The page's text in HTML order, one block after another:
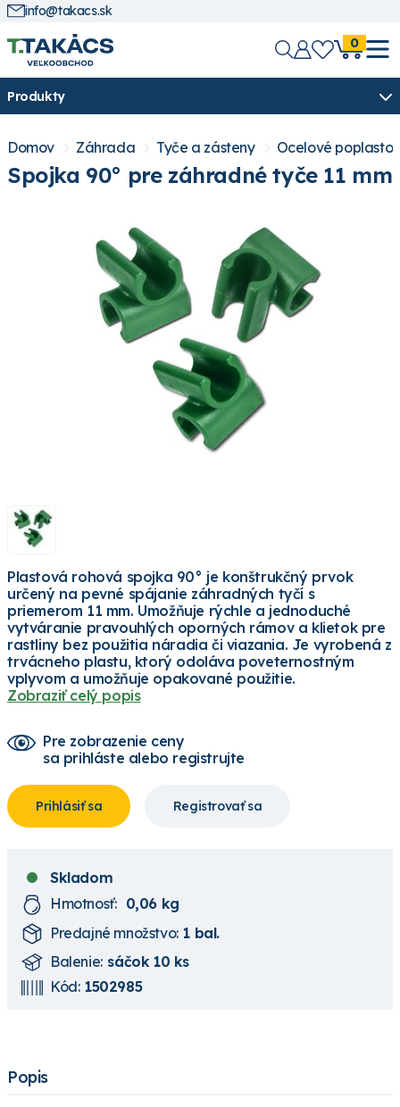
info@takacs.sk
0
Produkty
Domov Záhrada Tyče a zásteny Ocelové
Spojka 90° pre záhradné tyče 11 mm
Plastová rohová spojka 90° je konštrukčný prvok
určený na pevné spájanie záhradných tyčí s
priemerom 11 mm. Umožňuje rýchle a jednoduché
vytváranie pravouhlých oporných rámov a klietok pre
rastliny bez použitia náradia či viazania. Je vyrobená z
trvácneho plastu, ktorý odoláva poveternostným
vplyvom a umožňuje opakované použitie.
Zobraziť celý popis
Pre zobrazenie ceny
sa prihláste alebo registrujte
Prihlásiť sa Registrovať sa
Skladom
Hmotnosť: 0,06 kg
Predajné množstvo: 1 bal.
Balenie: sáčok 10 ks
Kód: 1502985
Popis